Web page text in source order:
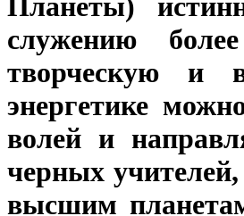
Планеты)
служению
творческую и
энергетике
волей и
черных
высшим